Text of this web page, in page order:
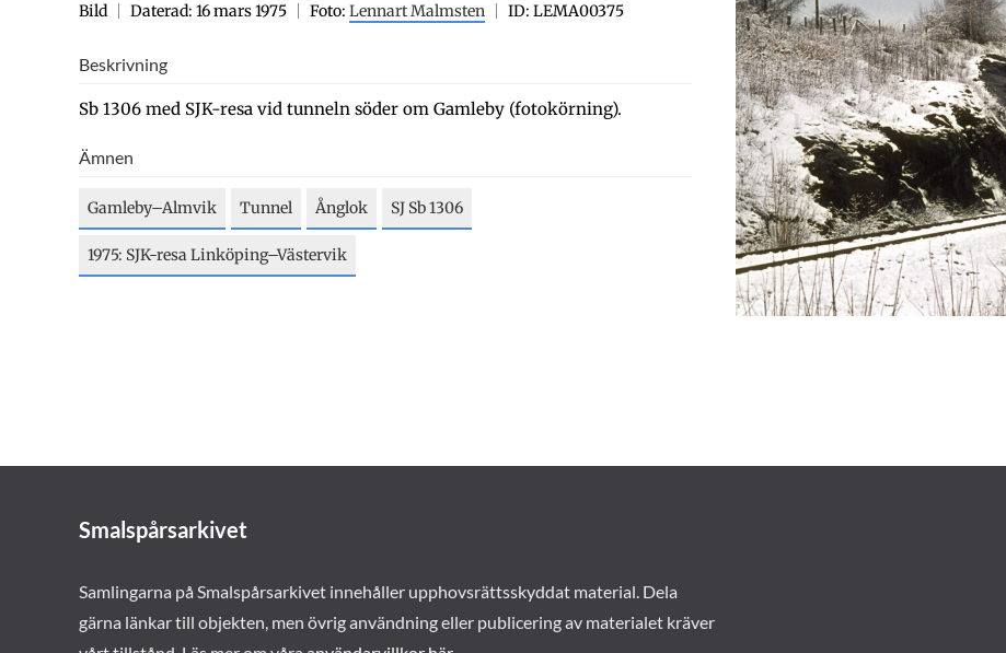
Bild Daterad: 16 mars 1975 Foto: Lennart Malmsten ID: LEMA00375
Beskrivning
Sb 1306 med SJK-resa vid tunneln söder om Gamleby (fotokörning).
Ämnen
Gamleby–Almvik Tunnel Ånglok SJ Sb 1306
1975: SJK-resa Linköping–Västervik
Smalspårsarkivet
Samlingarna på Smalspårsarkivet innehåller upphovsrättsskyddat material. Dela
gärna länkar till objekten, men övrig användning eller publicering av materialet kräver